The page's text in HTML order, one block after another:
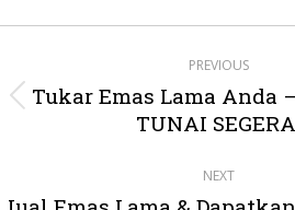
navigation
PREVIOUS
Previous
post:
Tukar Emas Lama Anda
TUNAI
NEXT